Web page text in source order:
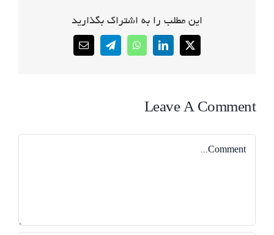
این مطلب را به اشتراک بگذارید
X
LinkedIn
WhatsApp
Telegram
Email
Leave A Comment